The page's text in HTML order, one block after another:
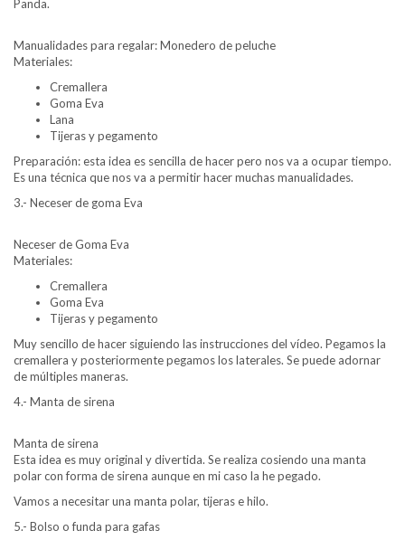
Panda.
Manualidades para regalar: Monedero de peluche
Materiales:
Cremallera
Goma Eva
Lana
Tijeras y pegamento
Preparación: esta idea es sencilla de hacer pero nos va a ocupar tiempo.
Es una técnica que nos va a permitir hacer muchas manualidades.
3.- Neceser de goma Eva
Neceser de Goma Eva
Materiales:
Cremallera
Goma Eva
Tijeras y pegamento
Muy sencillo de hacer siguiendo las instrucciones del vídeo. Pegamos la
cremallera y posteriormente pegamos los laterales. Se puede adornar
de múltiples maneras.
4.- Manta de sirena
Manta de sirena
Esta idea es muy original y divertida. Se realiza cosiendo una manta
polar con forma de sirena aunque en mi caso la he pegado.
Vamos a necesitar una manta polar, tijeras e hilo.
5.- Bolso o funda para gafas